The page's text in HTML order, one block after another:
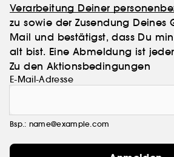
Verarbeitung Deiner
zu sowie der Zusendung Deines
Mail und bestätigst, dass Du
alt bist. Eine Abmeldung ist
Zu den Aktionsbedingungen
E-Mail-Adresse
Bsp.: name@example.com